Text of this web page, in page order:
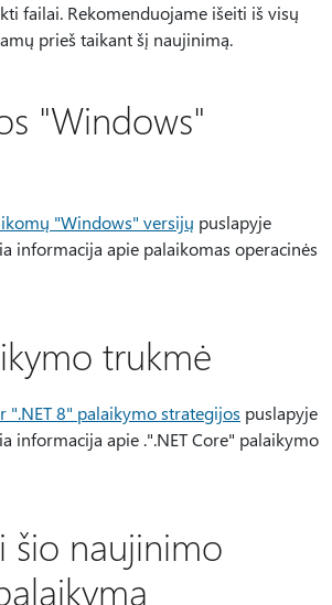
failai. Rekomenduojame išeiti iš visų
prieš taikant šį naujinimą.
"Windows"
"Windows" versijų puslapyje
informacija apie palaikomas operacinės
trukmė
".NET 8" palaikymo strategijos puslapyje
informacija apie .".NET Core" palaikymo
šio naujinimo